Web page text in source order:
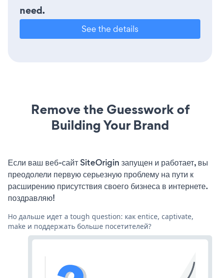
need.
See the details
Remove the Guesswork of
Building Your Brand
Если ваш веб-сайт SiteOrigin запущен и работает, вы
преодолели первую серьезную проблему на пути к
расширению присутствия своего бизнеса в интернете.
поздравляю!
Но дальше идет a tough question: как entice, captivate,
make и поддержать больше посетителей?